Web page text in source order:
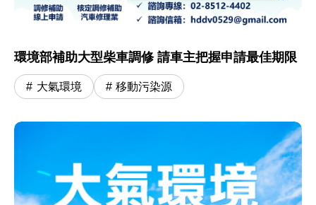
環境部補助大型柴車調修 請車主把握申請最佳期限
大氣環境 移動污染源